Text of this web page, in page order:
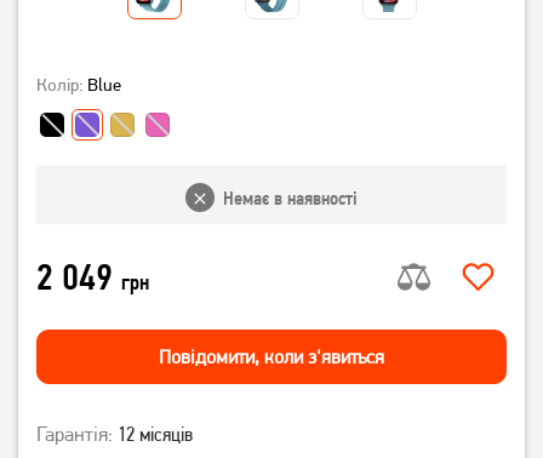
Колір: Blue
Немає в наявності
2 049 грн
Повiдомити, коли з'явиться
Гарантія: 12 місяців